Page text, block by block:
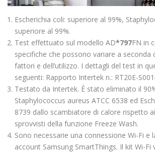
Escherichia coli: superiore al 99%,
superiore al 99%.
Test effettuato sul modello AD*797FN in
specifiche che possono variare a seconda
fattori e dell’utilizzo. I dettagli del test in
seguenti: Rapporto Intertek n.: RT20E-
Testato da Intertek. È stato eliminato il
Staphylococcus aureus ATCC 6538 ed
8739 dallo scambiatore di calore rispetto
sprovvisti della funzione Freeze Wash.
Sono necessarie una connessione Wi-Fi e
account Samsung SmartThings. Il kit Wi-Fi